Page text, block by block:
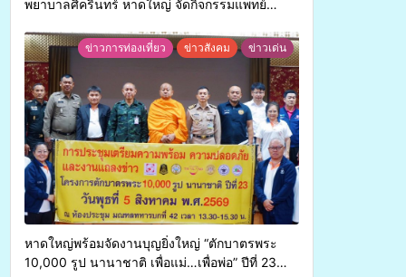
พยาบาลศิครินทร์ หาดใหญ่ จัดกิจกรรมแพทย์
ข่าวการท่องเที่ยว ข่าวสังคม ข่าวเด่น
หาดใหญ่พร้อมจัดงานบุญยิ่งใหญ่ “ตักบาตรพระ
10,000 รูป นานาชาติ เพื่อแม่…เพื่อพ่อ” ปีที่ 23